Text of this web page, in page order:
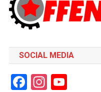
SOCIAL MEDIA
Facebook